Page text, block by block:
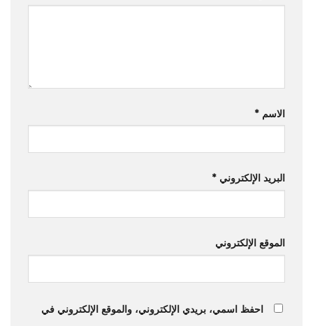
الاسم *
البريد الإلكتروني *
الموقع الإلكتروني
احفظ اسمي، بريدي الإلكتروني، والموقع الإلكتروني في